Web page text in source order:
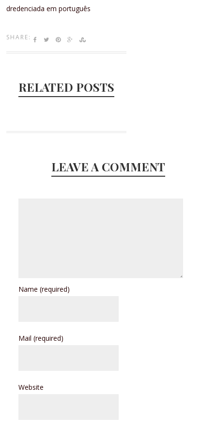
dredenciada em português
SHARE:
RELATED POSTS
LEAVE A COMMENT
Name(required)
Mail(required)
Website